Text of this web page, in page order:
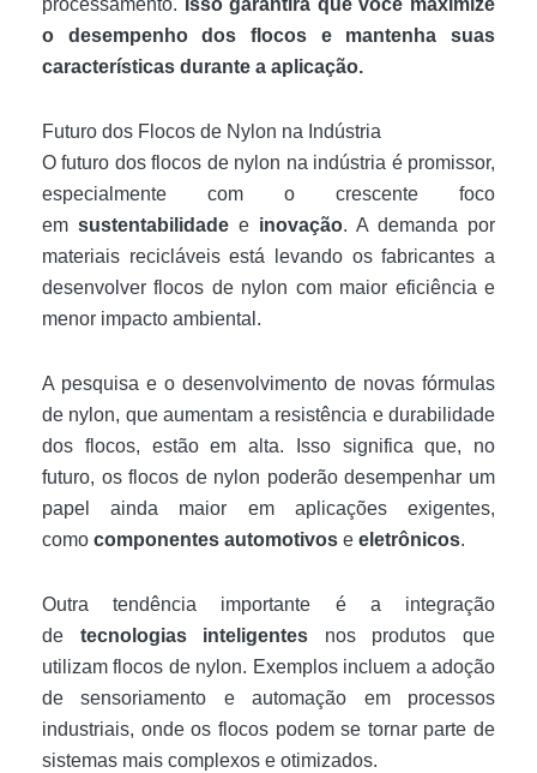
processamento.
Isso garantirá que você maximize
o desempenho dos flocos e mantenha suas
características durante a aplicação.
Futuro dos Flocos de Nylon na Indústria
O futuro dos flocos de nylon na indústria é promissor,
especialmente com o crescente foco
em sustentabilidade e inovação. A demanda por
materiais recicláveis está levando os fabricantes a
desenvolver flocos de nylon com maior eficiência e
menor impacto ambiental.
A pesquisa e o desenvolvimento de novas fórmulas
de nylon, que aumentam a resistência e durabilidade
dos flocos, estão em alta. Isso significa que, no
futuro, os flocos de nylon poderão desempenhar um
papel ainda maior em aplicações exigentes,
como componentes automotivos e eletrônicos.
Outra tendência importante é a integração
de tecnologias inteligentes nos produtos que
utilizam flocos de nylon. Exemplos incluem a adoção
de sensoriamento e automação em processos
industriais, onde os flocos podem se tornar parte de
sistemas mais complexos e otimizados.